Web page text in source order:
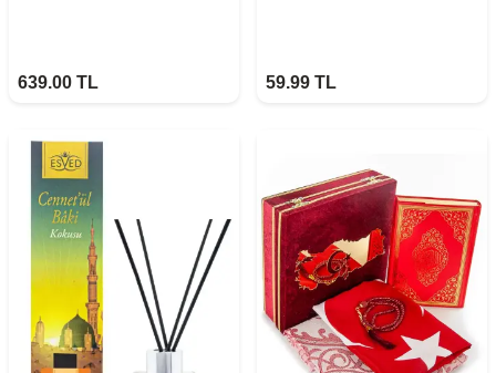
639.00 TL 59.99 TL